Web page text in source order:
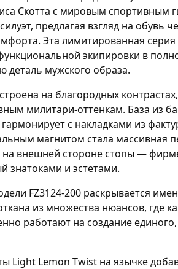
Скотта с мировым спортивным
предлагая взгляд на обувь
Эта лимитированная серия
экипировки в
деталь мужского образа.
на благородных
милитари-оттенкам. База из
с накладками из
магнитом стала массивная
на внешней стороне стопы —
знатоками и эстетами.
FZ3124-200 раскрывается
из множества нюансов, где
работают на создание
Light Lemon Twist на язычке